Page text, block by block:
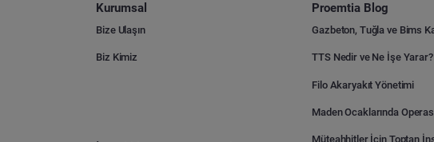
Kurumsal
Bize Ulaşın
Biz Kimiz
Proemtia Blog
TTS Nedir ve Ne İşe Yarar?
Filo Akaryakıt Yönetimi